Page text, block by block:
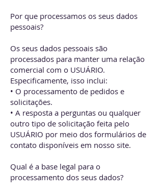
Por que processamos os seus dados
pessoais?
Os seus dados pessoais são
processados para manter uma relação
comercial com o USUÁRIO.
Especificamente, isso inclui:
• O processamento de pedidos e
solicitações.
• A resposta a perguntas ou qualquer
outro tipo de solicitação feita pelo
USUÁRIO por meio dos formulários de
contato disponíveis em nosso site.
Qual é a base legal para o
processamento dos seus dados?